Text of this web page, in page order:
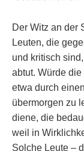
Der Witz an der
Leuten, die
und kritisch
abtut. Würde
etwa durch
übermorgen zu
diene, die
weil in
Solche Leute –